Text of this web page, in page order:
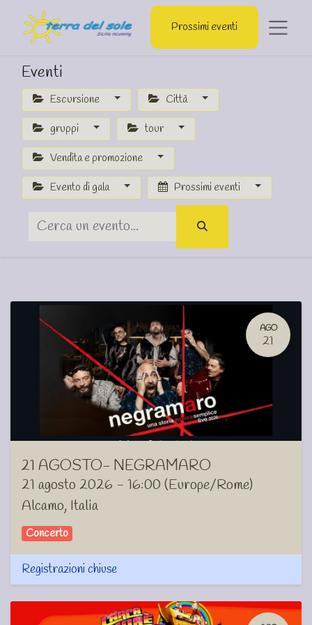
Prossimi eventi
Eventi
Escursione Città
gruppi tour
Vendita e promozione
Evento di gala Prossimi eventi
AGO
21
21 AGOSTO- NEGRAMARO
21 agosto 2026 - 16:00 (Europe/Rome)
Alcamo, Italia
Concerto
Registrazioni chiuse